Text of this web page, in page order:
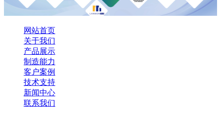
网站首页
关于我们
产品展示
制造能力
客户案例
技术支持
新闻中心
联系我们